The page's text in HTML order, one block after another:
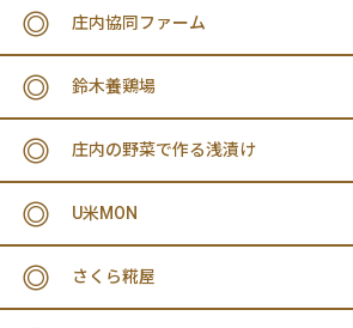
庄内協同ファーム
鈴木養鶏場
庄内の野菜で作る浅漬け
U米MON
さくら糀屋